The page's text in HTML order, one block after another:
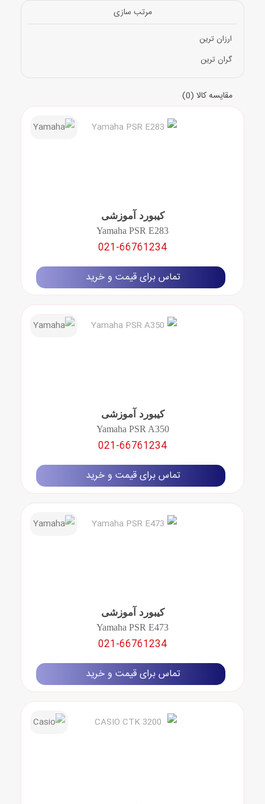
مرتب سازی
ارزان ترین
گران ترین
مقایسه کالا (0)
کیبورد آموزشی
Yamaha PSR E283
021-66761234
تماس برای قیمت و خرید
کیبورد آموزشی
Yamaha PSR A350
021-66761234
تماس برای قیمت و خرید
کیبورد آموزشی
Yamaha PSR E473
021-66761234
تماس برای قیمت و خرید